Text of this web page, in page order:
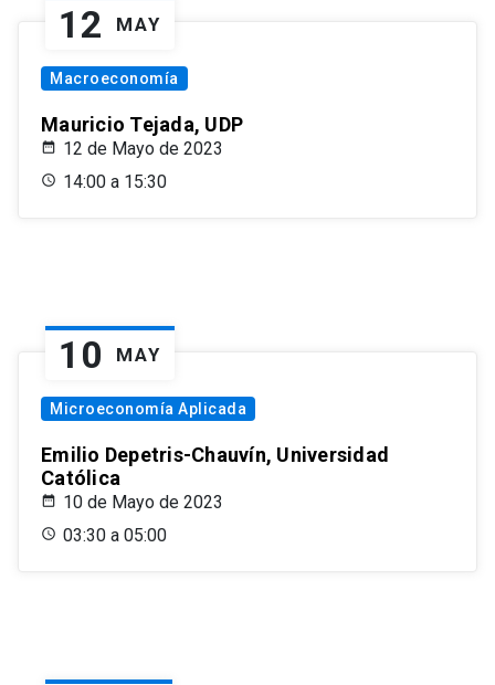
12 MAY
Macroeconomía
Mauricio Tejada, UDP
12 de Mayo de 2023
14:00 a 15:30
10 MAY
Microeconomía Aplicada
Emilio Depetris-Chauvín, Universidad
Católica
10 de Mayo de 2023
03:30 a 05:00